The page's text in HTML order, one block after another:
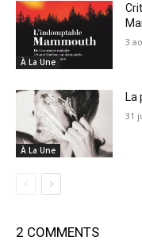
À La Une
3
À La Une
La
31
2 COMMENTS